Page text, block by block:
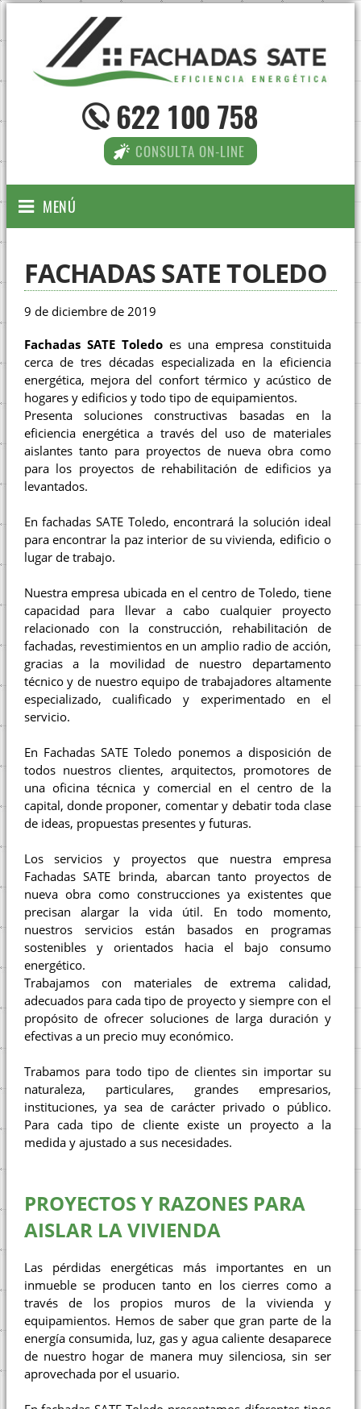
622 100 758
CONSULTA ON-LINE
MENÚ
FACHADAS SATE TOLEDO
9 de diciembre de 2019
Fachadas SATE Toledoes una empresa constituida
cerca de tres décadas especializada en la eficiencia
energética, mejora del confort térmico y acústico de
hogares y edificios y todo tipo de equipamientos.
Presenta soluciones constructivas basadas en la
eficiencia energética a través del uso de materiales
aislantes tanto para proyectos de nueva obra como
para los proyectos de rehabilitación de edificios ya
levantados.
En fachadas SATE Toledo, encontrará la solución ideal
para encontrar la paz interior de su vivienda, edificio o
lugar de trabajo.
Nuestra empresa ubicada en el centro de Toledo, tiene
capacidad para llevar a cabo cualquier proyecto
relacionado con la construcción, rehabilitación de
fachadas, revestimientos en un amplio radio de acción,
gracias a la movilidad de nuestro departamento
técnico y de nuestro equipo de trabajadores altamente
especializado, cualificado y experimentado en el
servicio.
En Fachadas SATE Toledo ponemos a disposición de
todos nuestros clientes, arquitectos, promotores de
una oficina técnica y comercial en el centro de la
capital, donde proponer, comentar y debatir toda clase
de ideas, propuestas presentes y futuras.
Los servicios y proyectos que nuestra empresa
Fachadas SATE brinda, abarcan tanto proyectos de
nueva obra como construcciones ya existentes que
precisan alargar la vida útil. En todo momento,
nuestros servicios están basados en programas
sostenibles y orientados hacia el bajo consumo
energético.
Trabajamos con materiales de extrema calidad,
adecuados para cada tipo de proyecto y siempre con el
propósito de ofrecer soluciones de larga duración y
efectivas a un precio muy económico.
Trabamos para todo tipo de clientes sin importar su
naturaleza, particulares, grandes empresarios,
instituciones, ya sea de carácter privado o público.
Para cada tipo de cliente existe un proyecto a la
medida y ajustado a sus necesidades.
PROYECTOS Y RAZONES PARA
AISLAR LA VIVIENDA
Las pérdidas energéticas más importantes en un
inmueble se producen tanto en los cierres como a
través de los propios muros de la vivienda y
equipamientos. Hemos de saber que gran parte de la
energía consumida, luz, gas y agua caliente desaparece
de nuestro hogar de manera muy silenciosa, sin ser
aprovechada por el usuario.